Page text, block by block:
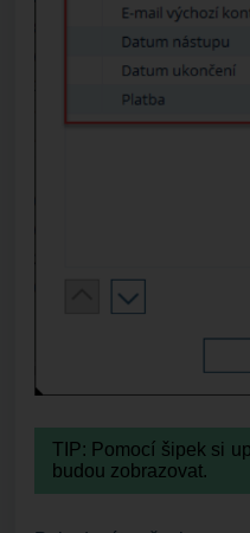
TIP: Pomocí šipek si
budou zobrazovat.